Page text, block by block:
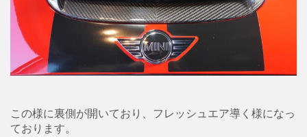
この様に裏側が開いており、フレッシュエア導く様になっ
ております。